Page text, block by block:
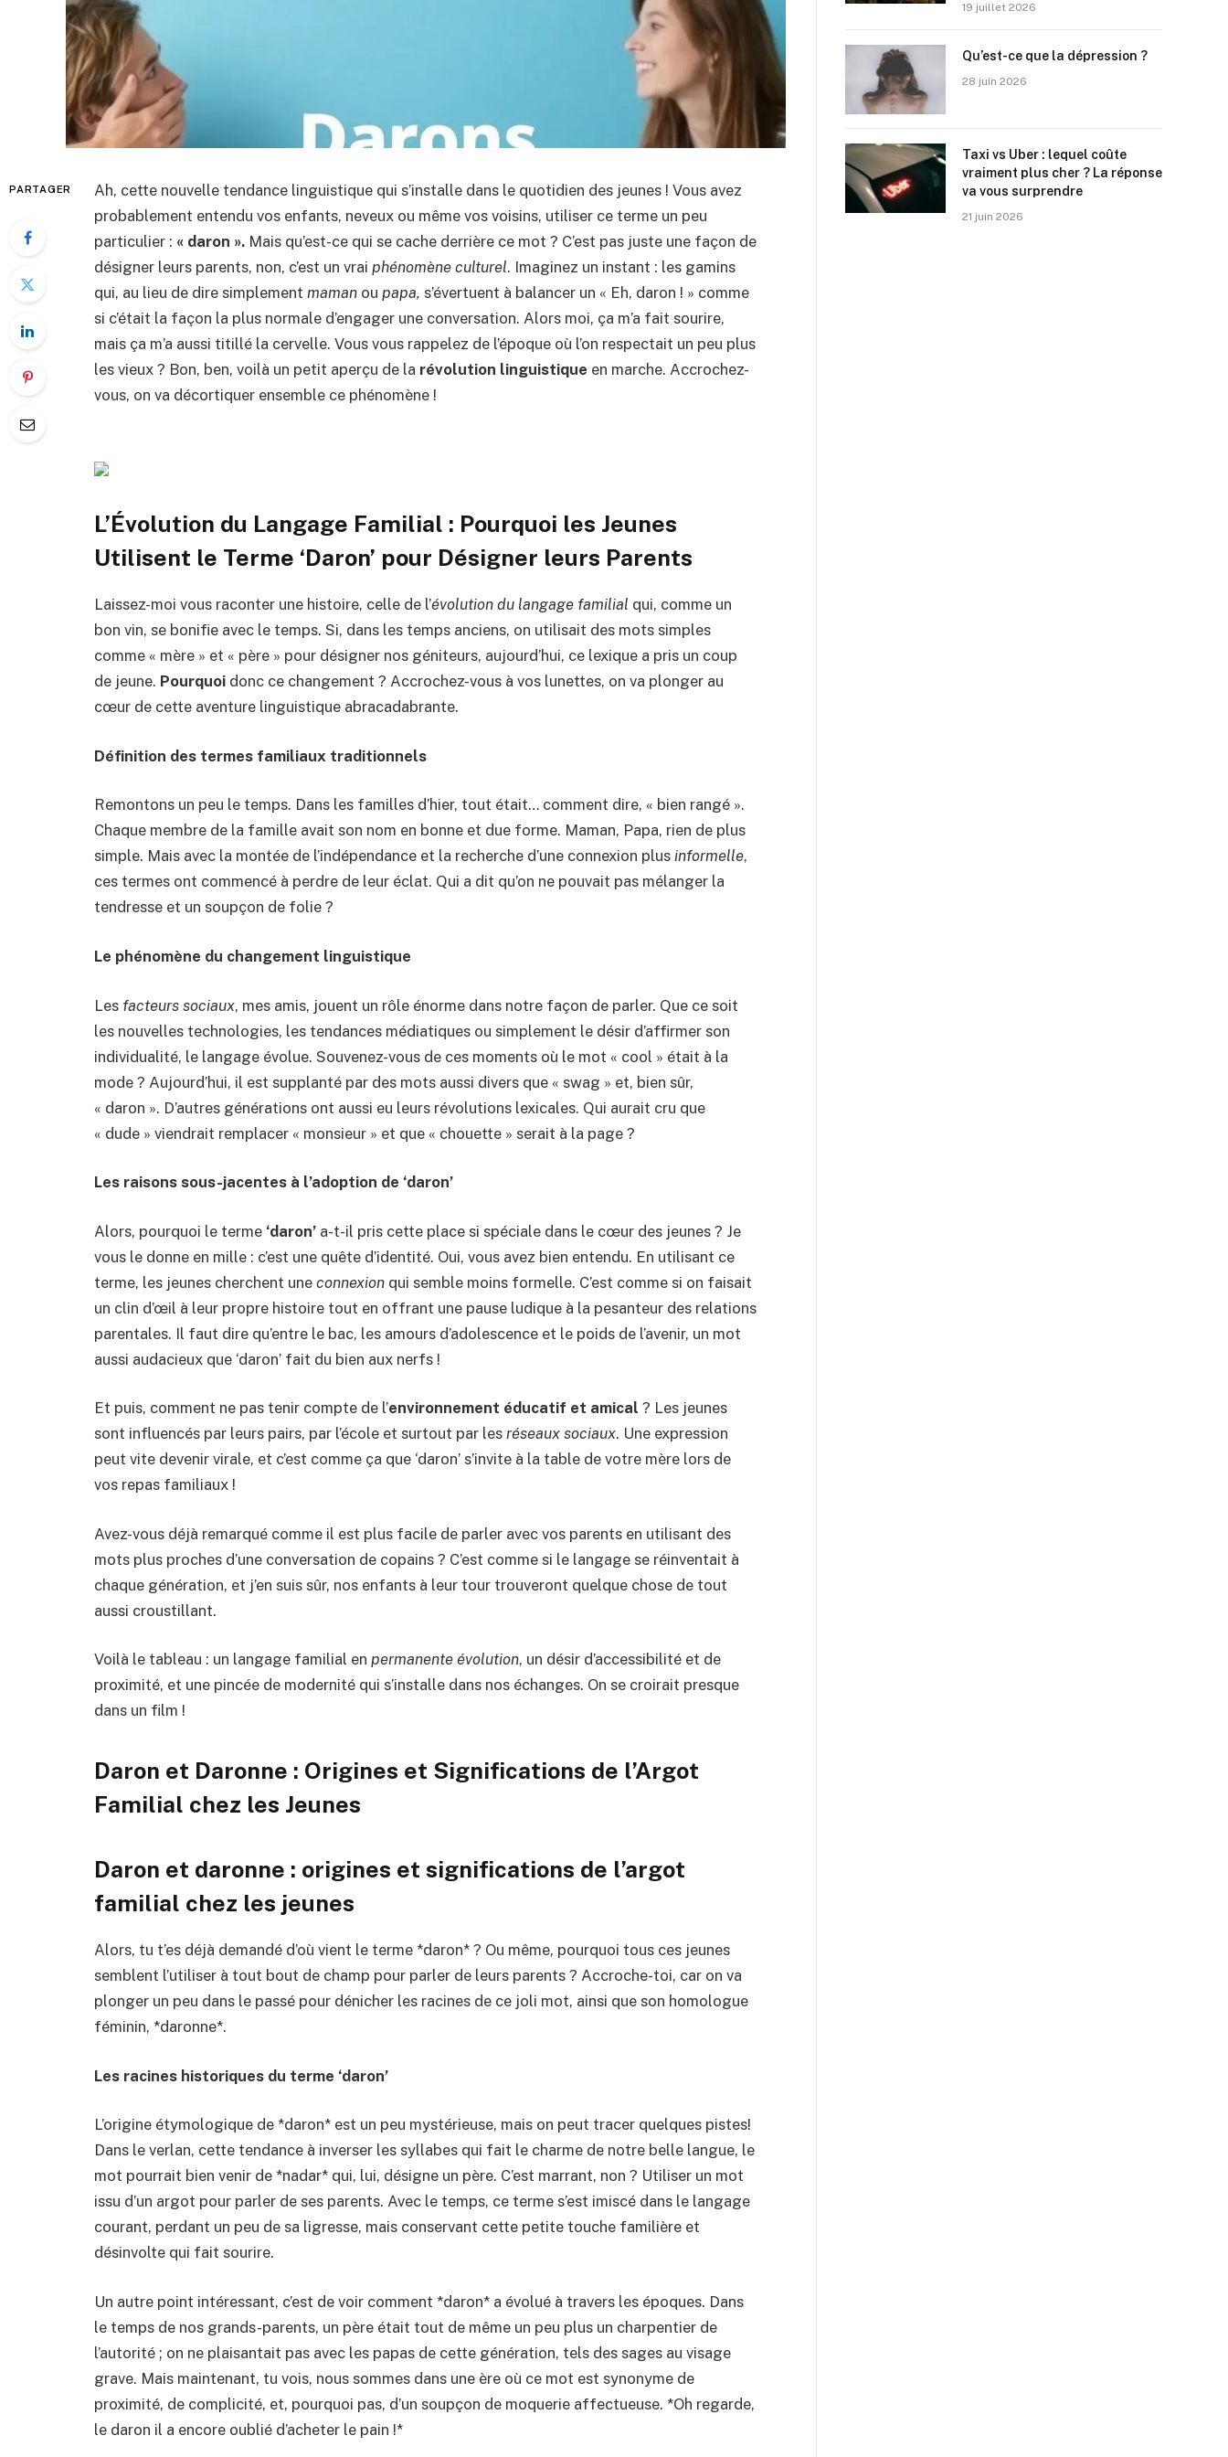
PARTAGER
Ah, cette nouvelle tendance linguistique qui s’installe dans le quotidien des jeunes ! Vous avez
probablement entendu vos enfants, neveux ou même vos voisins, utiliser ce terme un peu
particulier : « daron ». Mais qu’est-ce qui se cache derrière ce mot ? C’est pas juste une façon de
désigner leurs parents, non, c’est un vrai phénomène culturel. Imaginez un instant : les gamins
qui, au lieu de dire simplement maman ou papa, s’évertuent à balancer un « Eh, daron ! » comme
si c’était la façon la plus normale d’engager une conversation. Alors moi, ça m’a fait sourire,
mais ça m’a aussi titillé la cervelle. Vous vous rappelez de l’époque où l’on respectait un peu plus
les vieux ? Bon, ben, voilà un petit aperçu de la révolution linguistique en marche. Accrochez-
vous, on va décortiquer ensemble ce phénomène !
L’Évolution du Langage Familial : Pourquoi les Jeunes
Utilisent le Terme ‘Daron’ pour Désigner leurs Parents
Laissez-moi vous raconter une histoire, celle de l’évolution du langage familial qui, comme un
bon vin, se bonifie avec le temps. Si, dans les temps anciens, on utilisait des mots simples
comme « mère » et « père » pour désigner nos géniteurs, aujourd’hui, ce lexique a pris un coup
de jeune. Pourquoi donc ce changement ? Accrochez-vous à vos lunettes, on va plonger au
cœur de cette aventure linguistique abracadabrante.
Définition des termes familiaux traditionnels
Remontons un peu le temps. Dans les familles d’hier, tout était… comment dire, « bien rangé ».
Chaque membre de la famille avait son nom en bonne et due forme. Maman, Papa, rien de plus
simple. Mais avec la montée de l’indépendance et la recherche d’une connexion plus informelle,
ces termes ont commencé à perdre de leur éclat. Qui a dit qu’on ne pouvait pas mélanger la
tendresse et un soupçon de folie ?
Le phénomène du changement linguistique
Les facteurs sociaux, mes amis, jouent un rôle énorme dans notre façon de parler. Que ce soit
les nouvelles technologies, les tendances médiatiques ou simplement le désir d’affirmer son
individualité, le langage évolue. Souvenez-vous de ces moments où le mot « cool » était à la
mode ? Aujourd’hui, il est supplanté par des mots aussi divers que « swag » et, bien sûr,
« daron ». D’autres générations ont aussi eu leurs révolutions lexicales. Qui aurait cru que
« dude » viendrait remplacer « monsieur » et que « chouette » serait à la page ?
Les raisons sous-jacentes à l’adoption de ‘daron’
Alors, pourquoi le terme ‘daron’ a-t-il pris cette place si spéciale dans le cœur des jeunes ? Je
vous le donne en mille : c’est une quête d’identité. Oui, vous avez bien entendu. En utilisant ce
terme, les jeunes cherchent une connexion qui semble moins formelle. C’est comme si on faisait
un clin d’œil à leur propre histoire tout en offrant une pause ludique à la pesanteur des relations
parentales. Il faut dire qu’entre le bac, les amours d’adolescence et le poids de l’avenir, un mot
aussi audacieux que ‘daron’ fait du bien aux nerfs !
Et puis, comment ne pas tenir compte de l’environnement éducatif et amical ? Les jeunes
sont influencés par leurs pairs, par l’école et surtout par les réseaux sociaux. Une expression
peut vite devenir virale, et c’est comme ça que ‘daron’ s’invite à la table de votre mère lors de
vos repas familiaux !
Avez-vous déjà remarqué comme il est plus facile de parler avec vos parents en utilisant des
mots plus proches d’une conversation de copains ? C’est comme si le langage se réinventait à
chaque génération, et j’en suis sûr, nos enfants à leur tour trouveront quelque chose de tout
aussi croustillant.
Voilà le tableau : un langage familial en permanente évolution, un désir d’accessibilité et de
proximité, et une pincée de modernité qui s’installe dans nos échanges. On se croirait presque
dans un film !
Daron et Daronne : Origines et Significations de l’Argot
Familial chez les Jeunes
Daron et daronne : origines et significations de l’argot
familial chez les jeunes
Alors, tu t’es déjà demandé d’où vient le terme *daron* ? Ou même, pourquoi tous ces jeunes
semblent l’utiliser à tout bout de champ pour parler de leurs parents ? Accroche-toi, car on va
plonger un peu dans le passé pour dénicher les racines de ce joli mot, ainsi que son homologue
féminin, *daronne*.
Les racines historiques du terme ‘daron’
L’origine étymologique de *daron* est un peu mystérieuse, mais on peut tracer quelques pistes!
Dans le verlan, cette tendance à inverser les syllabes qui fait le charme de notre belle langue, le
mot pourrait bien venir de *nadar* qui, lui, désigne un père. C’est marrant, non ? Utiliser un mot
issu d’un argot pour parler de ses parents. Avec le temps, ce terme s’est imiscé dans le langage
courant, perdant un peu de sa ligresse, mais conservant cette petite touche familière et
désinvolte qui fait sourire.
Un autre point intéressant, c’est de voir comment *daron* a évolué à travers les époques. Dans
le temps de nos grands-parents, un père était tout de même un peu plus un charpentier de
l’autorité ; on ne plaisantait pas avec les papas de cette génération, tels des sages au visage
grave. Mais maintenant, tu vois, nous sommes dans une ère où ce mot est synonyme de
proximité, de complicité, et, pourquoi pas, d’un soupçon de moquerie affectueuse. *Oh regarde,
le daron il a encore oublié d’acheter le pain !*
19 juillet 2026
Qu’est-ce que la dépression ?
28 juin 2026
Taxi vs Uber : lequel coûte
vraiment plus cher ? La réponse
va vous surprendre
21 juin 2026